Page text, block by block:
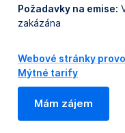
Požadavky na emise:
zakázána
Webové stránky
Mýtné tarify
Mám zájem